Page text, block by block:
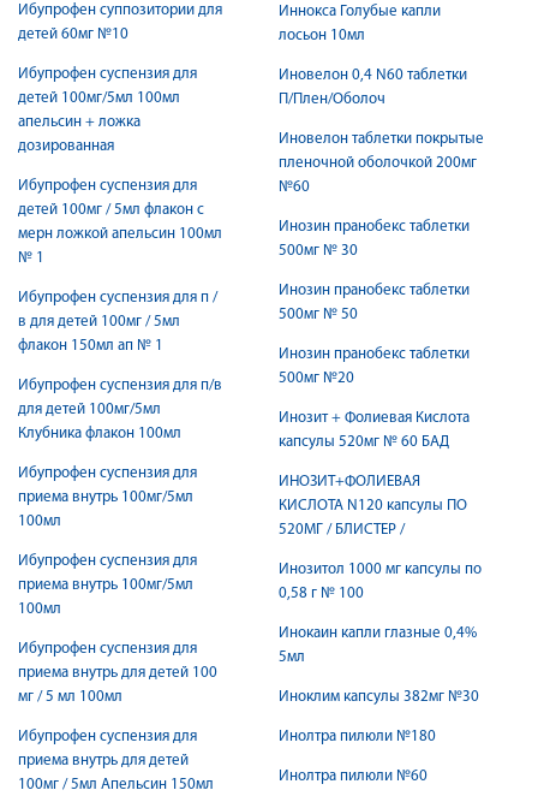
Ибупрофен суппозитории для
детей 60мг №10
Ибупрофен суспензия для
детей 100мг/5мл 100мл
апельсин + ложка
дозированная
Ибупрофен суспензия для
детей 100мг / 5мл флакон с
мерн ложкой апельсин 100мл
№ 1
Ибупрофен суспензия для п /
в для детей 100мг / 5мл
флакон 150мл ап № 1
Ибупрофен суспензия для п/в
для детей 100мг/5мл
Клубника флакон 100мл
Ибупрофен суспензия для
приема внутрь 100мг/5мл
100мл
Ибупрофен суспензия для
приема внутрь 100мг/5мл
100мл
Ибупрофен суспензия для
приема внутрь для детей 100
мг / 5 мл 100мл
Ибупрофен суспензия для
приема внутрь для детей
100мг / 5мл Апельсин 150мл
Иннокса Голубые капли
лосьон 10мл
Иновелон 0,4 N60 таблетки
П/Плен/Оболоч
Иновелон таблетки покрытые
пленочной оболочкой 200мг
№60
Инозин пранобекс таблетки
500мг № 30
Инозин пранобекс таблетки
500мг № 50
Инозин пранобекс таблетки
500мг №20
Инозит + Фолиевая Кислота
капсулы 520мг № 60 БАД
ИНОЗИТ+ФОЛИЕВАЯ
КИСЛОТА N120 капсулы ПО
520МГ / БЛИСТЕР /
Инозитол 1000 мг капсулы по
0,58 г № 100
Инокаин капли глазные 0,4%
5мл
Иноклим капсулы 382мг №30
Инолтра пилюли №180
Инолтра пилюли №60